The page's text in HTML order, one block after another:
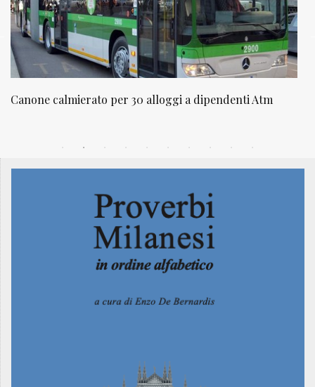
Canone calmierato per 30 alloggi a dipendenti Atm